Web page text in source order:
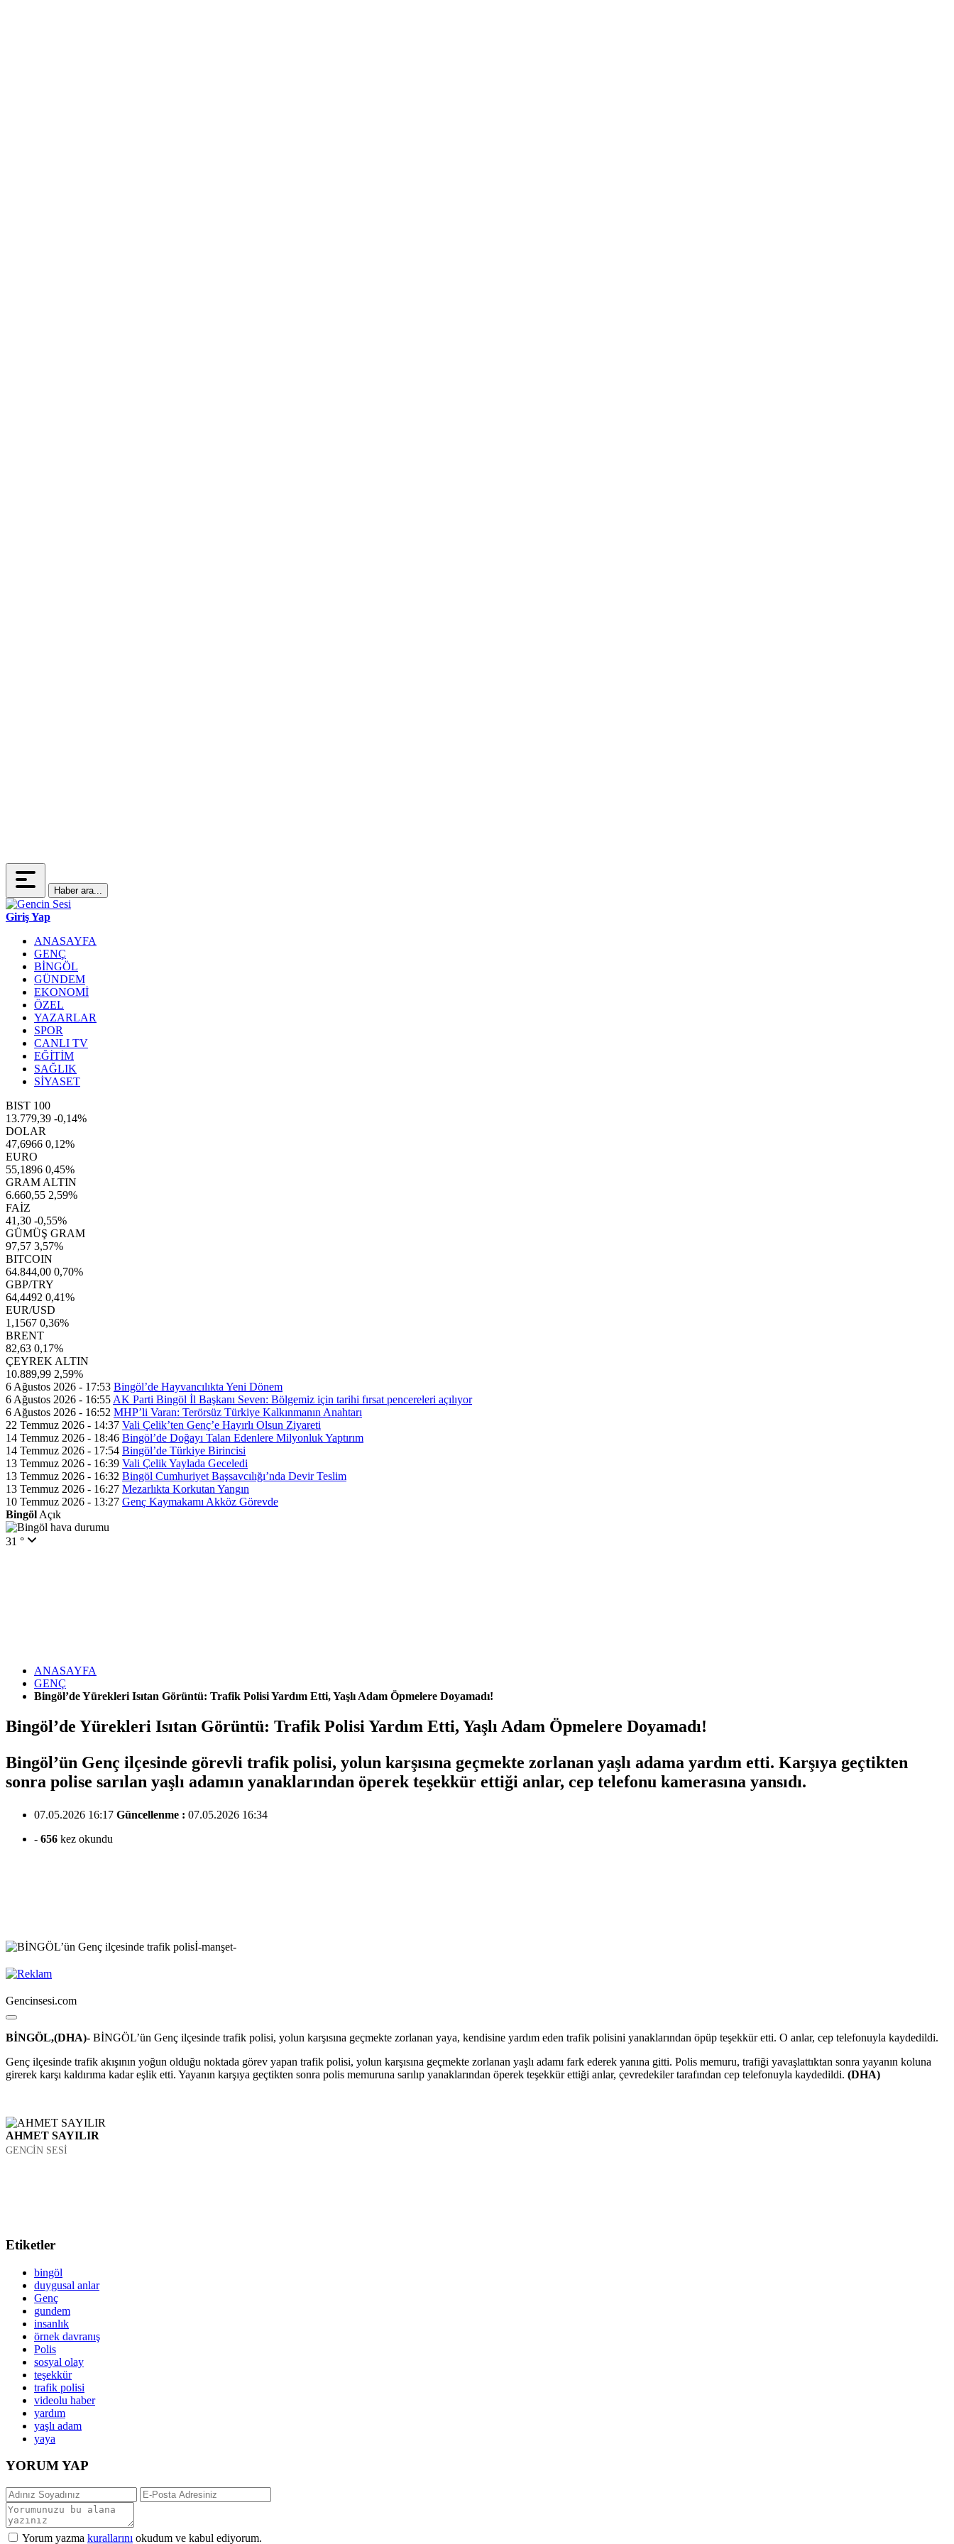
Haber ara...
Giriş Yap
ANASAYFA
GENÇ
BİNGÖL
GÜNDEM
EKONOMİ
ÖZEL
YAZARLAR
SPOR
CANLI TV
EĞİTİM
SAĞLIK
SİYASET
BIST 100
13.779,39 -0,14%
DOLAR
47,6966 0,12%
EURO
55,1896 0,45%
GRAM ALTIN
6.660,55 2,59%
FAİZ
41,30 -0,55%
GÜMÜŞ GRAM
97,57 3,57%
BITCOIN
64.844,00 0,70%
GBP/TRY
64,4492 0,41%
EUR/USD
1,1567 0,36%
BRENT
82,63 0,17%
ÇEYREK ALTIN
10.889,99 2,59%
6 Ağustos 2026 - 17:53 Bingöl’de Hayvancılıkta Yeni Dönem
6 Ağustos 2026 - 16:55 AK Parti Bingöl İl Başkanı Seven: Bölgemiz için tarihi fırsat pencereleri açılıyor
6 Ağustos 2026 - 16:52 MHP’li Varan: Terörsüz Türkiye Kalkınmanın Anahtarı
22 Temmuz 2026 - 14:37 Vali Çelik’ten Genç’e Hayırlı Olsun Ziyareti
14 Temmuz 2026 - 18:46 Bingöl’de Doğayı Talan Edenlere Milyonluk Yaptırım
14 Temmuz 2026 - 17:54 Bingöl’de Türkiye Birincisi
13 Temmuz 2026 - 16:39 Vali Çelik Yaylada Geceledi
13 Temmuz 2026 - 16:32 Bingöl Cumhuriyet Başsavcılığı’nda Devir Teslim
13 Temmuz 2026 - 16:27 Mezarlıkta Korkutan Yangın
10 Temmuz 2026 - 13:27 Genç Kaymakamı Akköz Görevde
Bingöl Açık
31 °
ANASAYFA
GENÇ
Bingöl’de Yürekleri Isıtan Görüntü: Trafik Polisi Yardım Etti, Yaşlı Adam Öpmelere Doyamadı!
Bingöl’de Yürekleri Isıtan Görüntü: Trafik Polisi Yardım Etti, Yaşlı Adam Öpmelere Doyamadı!
Bingöl’ün Genç ilçesinde görevli trafik polisi, yolun karşısına geçmekte zorlanan yaşlı adama yardım etti. Karşıya geçtikten
sonra polise sarılan yaşlı adamın yanaklarından öperek teşekkür ettiği anlar, cep telefonu kamerasına yansıdı.
07.05.2026 16:17 Güncellenme : 07.05.2026 16:34
- 656 kez okundu
Gencinsesi.com
BİNGÖL,(DHA)- BİNGÖL’ün Genç ilçesinde trafik polisi, yolun karşısına geçmekte zorlanan yaya, kendisine yardım eden trafik polisini yanaklarından öpüp teşekkür etti. O anlar, cep telefonuyla kaydedildi.
Genç ilçesinde trafik akışının yoğun olduğu noktada görev yapan trafik polisi, yolun karşısına geçmekte zorlanan yaşlı adamı fark ederek yanına gitti. Polis memuru, trafiği yavaşlattıktan sonra yayanın koluna
girerek karşı kaldırıma kadar eşlik etti. Yayanın karşıya geçtikten sonra polis memuruna sarılıp yanaklarından öperek teşekkür ettiği anlar, çevredekiler tarafından cep telefonuyla kaydedildi. (DHA)
AHMET SAYILIR
GENCİN SESİ
Etiketler
bingöl
duygusal anlar
Genç
gundem
insanlık
örnek davranış
Polis
sosyal olay
teşekkür
trafik polisi
videolu haber
yardım
yaşlı adam
yaya
YORUM YAP
Yorum yazma kurallarını okudum ve kabul ediyorum.